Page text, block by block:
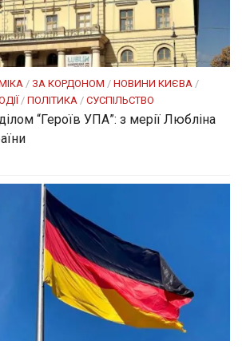
/ ЗА КОРДОНОМ / НОВИНИ КИЄВА /
/ ПОЛІТИКА / СУСПІЛЬСТВО
“Героїв УПА”: з мерії Любліна